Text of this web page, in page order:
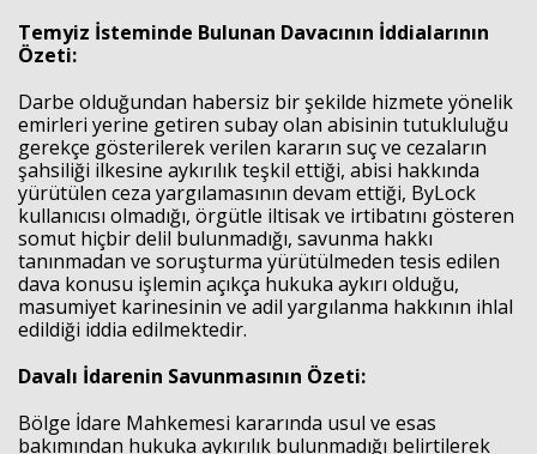
Temyiz İsteminde Bulunan Davacının İddialarının
Özeti:
Darbe olduğundan habersiz bir şekilde hizmete yönelik
emirleri yerine getiren subay olan abisinin tutukluluğu
gerekçe gösterilerek verilen kararın suç ve cezaların
şahsiliği ilkesine aykırılık teşkil ettiği, abisi hakkında
yürütülen ceza yargılamasının devam ettiği, ByLock
kullanıcısı olmadığı, örgütle iltisak ve irtibatını gösteren
somut hiçbir delil bulunmadığı, savunma hakkı
tanınmadan ve soruşturma yürütülmeden tesis edilen
dava konusu işlemin açıkça hukuka aykırı olduğu,
masumiyet karinesinin ve adil yargılanma hakkının ihlal
edildiği iddia edilmektedir.
Davalı İdarenin Savunmasının Özeti:
Bölge İdare Mahkemesi kararında usul ve esas
bakımından hukuka aykırılık bulunmadığı belirtilerek